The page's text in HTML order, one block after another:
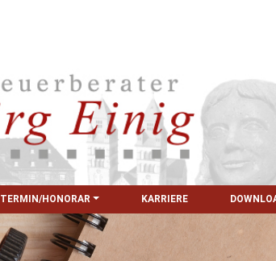
TERMIN/HONORAR KARRIERE